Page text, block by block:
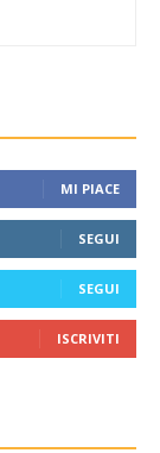
MI PIACE
SEGUI
SEGUI
ISCRIVITI